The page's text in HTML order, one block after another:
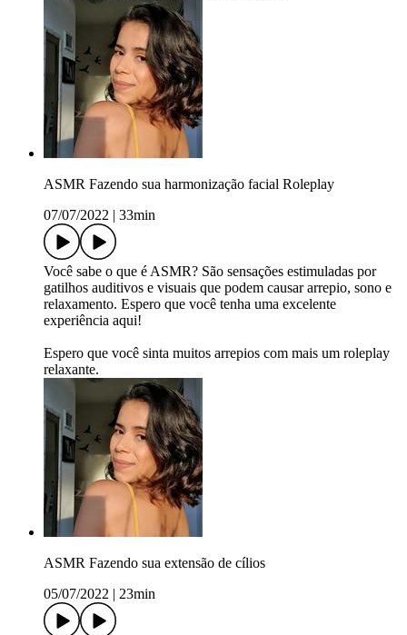
ASMR Fazendo sua harmonização facial Roleplay
07/07/2022
33min
Você sabe o que é ASMR? São sensações estimuladas por
gatilhos auditivos e visuais que podem causar arrepio, sono e
relaxamento. Espero que você tenha uma excelente
experiência aqui!
Espero que você sinta muitos arrepios com mais um roleplay
relaxante.
ASMR Fazendo sua extensão de cílios
05/07/2022
23min